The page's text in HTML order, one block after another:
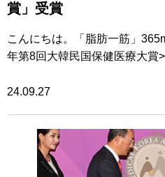
賞」受賞
こんにちは。「脂肪一筋」
年第8回大韓民国保健医療大賞
24.09.27